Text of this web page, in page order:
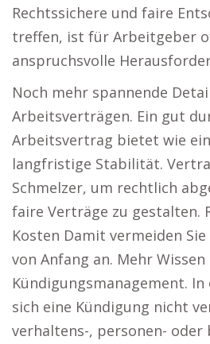
Rechtssichere und faire
treffen, ist für Arbeitgeber
anspruchsvolle
Noch mehr spannende
Arbeitsverträgen. Ein gut
Arbeitsvertrag bietet wie
langfristige Stabilität.
Schmelzer, um rechtlich
faire Verträge zu gestalten.
Kosten Damit vermeiden
von Anfang an. Mehr
Kündigungsmanagement.
sich eine Kündigung nicht
verhaltens-, personen-